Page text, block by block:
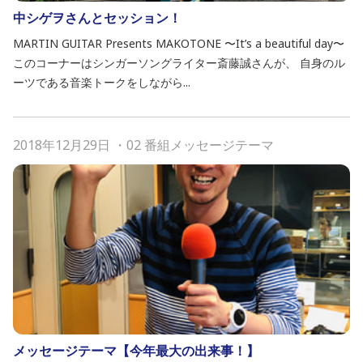
中シゲヲさんとセッション！
MARTIN GUITAR Presents MAKOTONE 〜It’s a beautiful day〜
このコーナーはシンガーソングライター斎藤誠さんが、 自身のル
ーツである音楽トークをしながら...
2018年12月29日 ・ 02 番組メッセージテーマ
メッセージテーマ【今年最大の出来事！】